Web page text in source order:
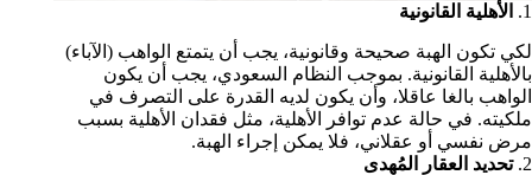
1.
الأهلية القانونية
لكي تكون الهبة صحيحة وقانونية، يجب أن يتمتع الواهب (الآباء)
بالأهلية القانونية. بموجب النظام السعودي، يجب أن يكون
الواهب بالغا عاقلا، وأن يكون لديه القدرة على التصرف في
ملكيته. في حالة عدم توافر الأهلية، مثل فقدان الأهلية بسبب
مرض نفسي أو عقلاني، فلا يمكن إجراء الهبة.
2. تحديد العقار المُهدى